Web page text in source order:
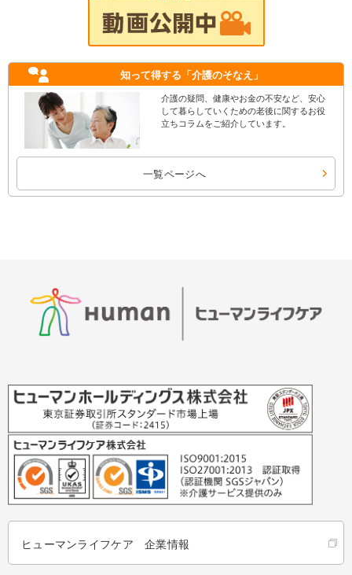
知って得する 「介護のそなえ」
介護の疑問、健康やお金の不安など、安心
して暮らしていくための老後に関するお役
立ちコラムをご紹介しています。
一覧ページへ
ヒューマンライフケア 企業情報